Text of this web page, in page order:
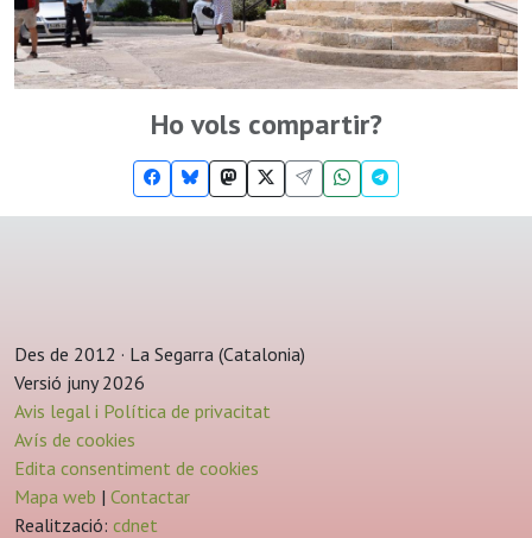
Ho vols compartir?
Des de 2012 · La Segarra (Catalonia)
Versió juny 2026
Avis legal i Política de privacitat
Avís de cookies
Edita consentiment de cookies
Mapa web | Contactar
Realització: cdnet